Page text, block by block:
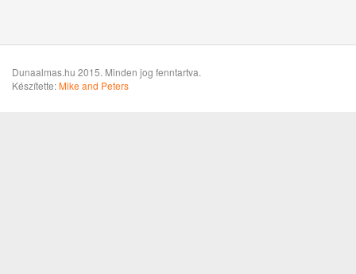
Dunaalmas.hu 2015. Minden jog fenntartva.
Készítette:Mike and Peters